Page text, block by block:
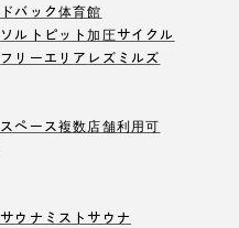
バック体育館
ソルトピット加圧サイクル
フリーエリア レズミルズ
ペース複数店舗利用可
ウナ ミストサウナ